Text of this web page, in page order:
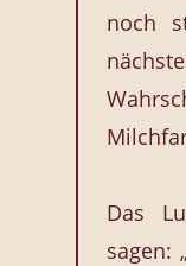
noch
Das
sagen: